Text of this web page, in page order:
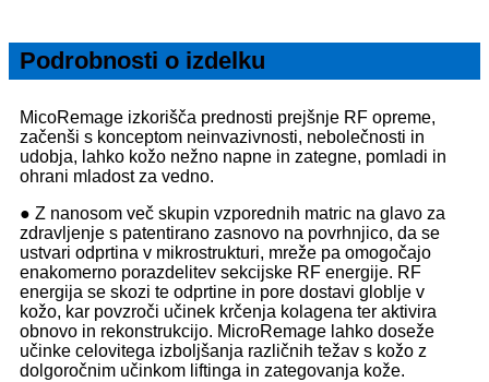
Podrobnosti o izdelku
MicoRemage izkorišča prednosti prejšnje RF opreme,
začenši s konceptom neinvazivnosti, nebolečnosti in
udobja, lahko kožo nežno napne in zategne, pomladi in
ohrani mladost za vedno.
● Z nanosom več skupin vzporednih matric na glavo za
zdravljenje s patentirano zasnovo na povrhnjico, da se
ustvari odprtina v mikrostrukturi, mreže pa omogočajo
enakomerno porazdelitev sekcijske RF energije. RF
energija se skozi te odprtine in pore dostavi globlje v
kožo, kar povzroči učinek krčenja kolagena ter aktivira
obnovo in rekonstrukcijo. MicroRemage lahko doseže
učinke celovitega izboljšanja različnih težav s kožo z
dolgoročnim učinkom liftinga in zategovanja kože.